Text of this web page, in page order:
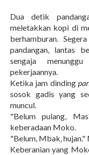
Dua detik
meletakkan kopi di
berhamburan.
pandangan, lantas
sengaja
pekerjaannya.
Ketika jam dinding
sosok gadis yang
muncul.
"Belum pulang,
keberadaan Moko.
"Belum, Mbak,
Keberanian yang